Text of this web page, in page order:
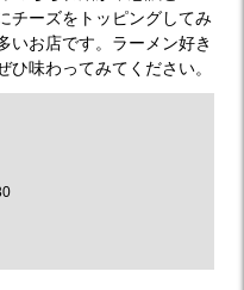
チーズをトッピングしてみ
いお店です。ラーメン好き
味わってみてください。